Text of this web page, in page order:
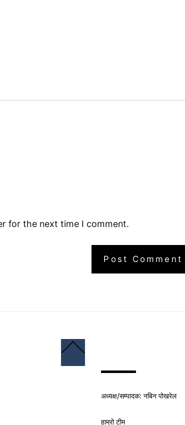
for the next time I comment.
To
अध्यक्ष/सम्पादक: नबिन पोखरेल
हाम्रो टीम